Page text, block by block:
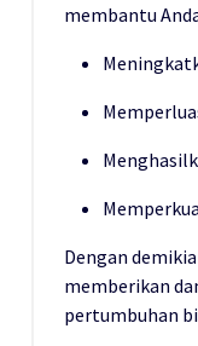
membantu
Dengan
memberikan
pertumbuhan